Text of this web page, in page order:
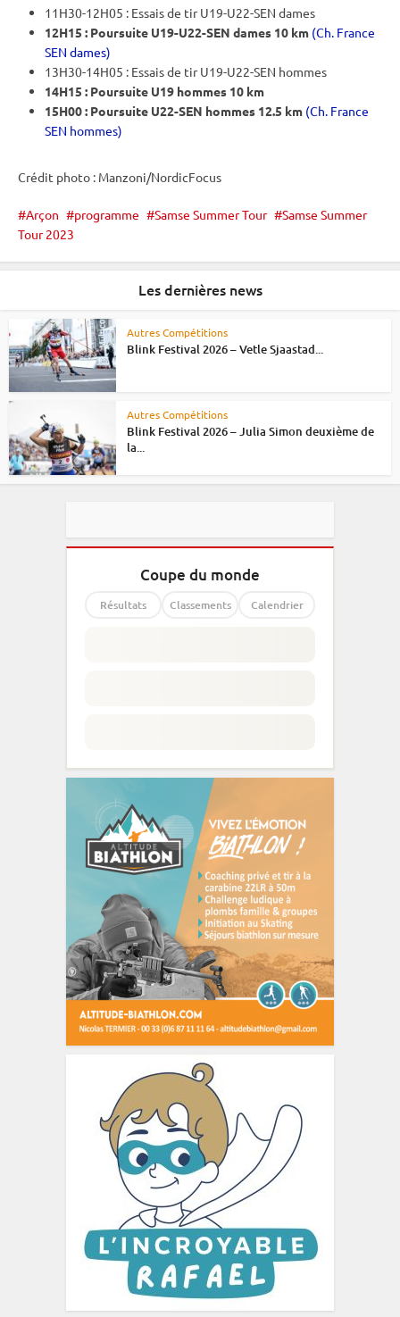
11H30-12H05 : Essais de tir U19-U22-SEN dames
12H15 : Poursuite U19-U22-SEN dames 10 km (Ch. France
SEN dames)
13H30-14H05 : Essais de tir U19-U22-SEN hommes
14H15 : Poursuite U19 hommes 10 km
15H00 : Poursuite U22-SEN hommes 12.5 km (Ch. France
SEN hommes)
Crédit photo : Manzoni/NordicFocus
Arçon programme Samse Summer Tour
Samse Summer
Tour 2023
Les dernières news
Autres Compétitions
Blink Festival 2026 – Vetle Sjaastad...
Autres Compétitions
Blink Festival 2026 – Julia Simon deuxième de
la...
Coupe du monde
Résultats Classements Calendrier